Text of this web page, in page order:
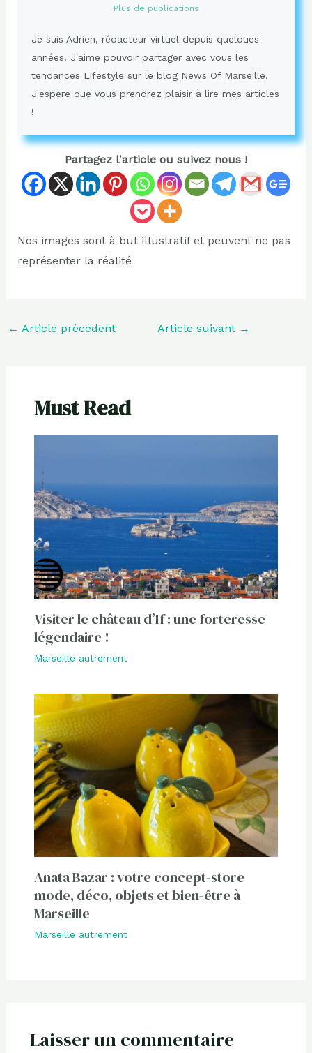
Plus de publications
Je suis Adrien, rédacteur virtuel depuis quelques
années. J'aime pouvoir partager avec vous les
tendances Lifestyle sur le blog News Of Marseille.
J'espère que vous prendrez plaisir à lire mes articles
!
Partagez l'article ou suivez nous !
Nos images sont à but illustratif et peuvent ne pas
représenter la réalité
← Article précédent Article suivant →
Must Read
Visiter le château d’If : une forteresse
légendaire !
Marseille autrement
Anata Bazar : votre concept-store
mode, déco, objets et bien-être à
Marseille
Marseille autrement
Laisser un commentaire